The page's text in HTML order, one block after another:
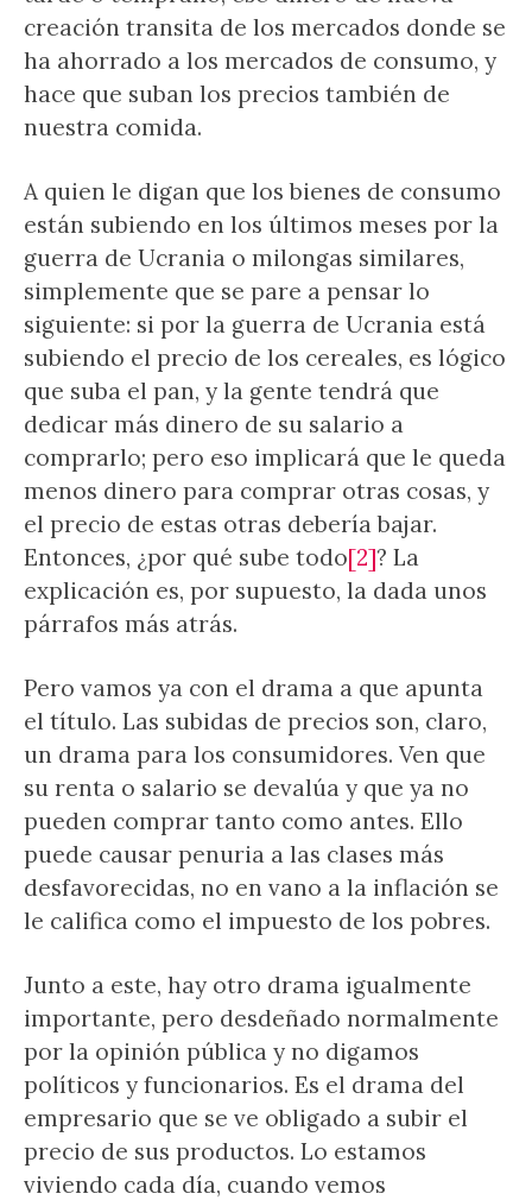
creación transita de los mercados donde se
ha ahorrado a los mercados de consumo, y
hace que suban los precios también de
nuestra comida.
A quien le digan que los bienes de consumo
están subiendo en los últimos meses por la
guerra de Ucrania o milongas similares,
simplemente que se pare a pensar lo
siguiente: si por la guerra de Ucrania está
subiendo el precio de los cereales, es lógico
que suba el pan, y la gente tendrá que
dedicar más dinero de su salario a
comprarlo; pero eso implicará que le queda
menos dinero para comprar otras cosas, y
el precio de estas otras debería bajar.
Entonces, ¿por qué sube todo[2]? La
explicación es, por supuesto, la dada unos
párrafos más atrás.
Pero vamos ya con el drama a que apunta
el título. Las subidas de precios son, claro,
un drama para los consumidores. Ven que
su renta o salario se devalúa y que ya no
pueden comprar tanto como antes. Ello
puede causar penuria a las clases más
desfavorecidas, no en vano a la inflación se
le califica como el impuesto de los pobres.
Junto a este, hay otro drama igualmente
importante, pero desdeñado normalmente
por la opinión pública y no digamos
políticos y funcionarios. Es el drama del
empresario que se ve obligado a subir el
precio de sus productos. Lo estamos
viviendo cada día, cuando vemos